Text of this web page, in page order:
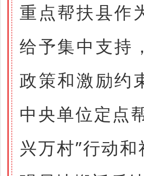
重点帮扶县作
给予集中支持
政策和激励约
中央单位定点
兴万村”行动